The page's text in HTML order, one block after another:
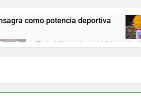
El
deportiva
1 Mes Ago
instaló Mesa de Asuntos
irregularidades deja la Procuradora
siniestro en el DAS